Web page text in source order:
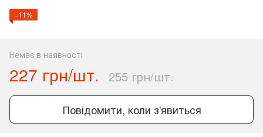
−11%
Немає в наявності
227 грн/шт. 255 грн/шт.
Повідомити, коли з'явиться